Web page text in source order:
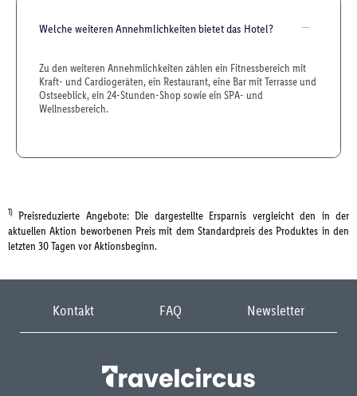
Welche weiteren Annehmlichkeiten bietet das Hotel?
Zu den weiteren Annehmlichkeiten zählen ein Fitnessbereich mit
Kraft- und Cardiogeräten, ein Restaurant, eine Bar mit Terrasse und
Ostseeblick, ein 24-Stunden-Shop sowie ein SPA- und
Wellnessbereich.
1) Preisreduzierte Angebote: Die dargestellte Ersparnis vergleicht den in der
aktuellen Aktion beworbenen Preis mit dem Standardpreis des Produktes in den
letzten 30 Tagen vor Aktionsbeginn.
Kontakt FAQ Newsletter